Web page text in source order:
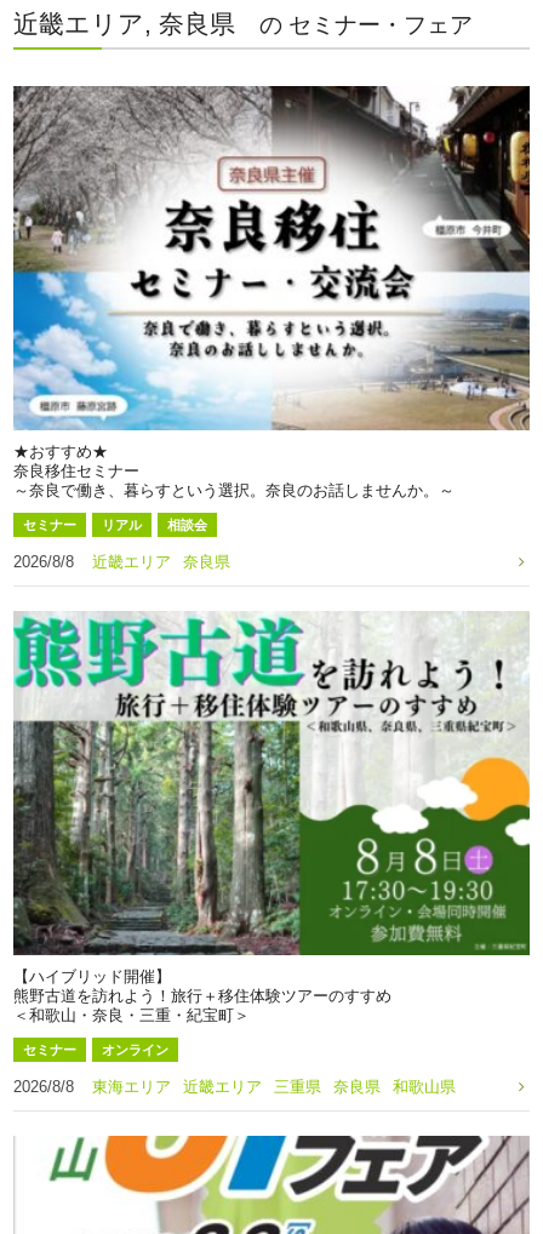
近畿エリア, 奈良県 の セミナー・フェア
★おすすめ★
奈良移住セミナー
～奈良で働き、暮らすという選択。奈良のお話しませんか。～
セミナー リアル 相談会
2026/8/8 近畿エリア 奈良県
【ハイブリッド開催】
熊野古道を訪れよう！旅行＋移住体験ツアーのすすめ
＜和歌山・奈良・三重・紀宝町＞
セミナー オンライン
2026/8/8 東海エリア 近畿エリア 三重県 奈良県 和歌山県